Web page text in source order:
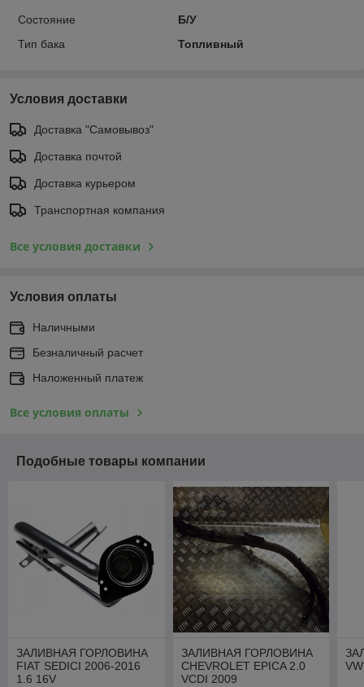
Состояние
Б/У
Тип бака
Топливный
Условия доставки
Доставка "Самовывоз"
Доставка почтой
Доставка курьером
Транспортная компания
Все условия доставки
Условия оплаты
Наличными
Безналичный расчет
Наложенный платеж
Все условия оплаты
Подобные товары компании
ЗАЛИВНАЯ ГОРЛОВИНА
FIAT SEDICI 2006-2016
1.6 16V
ЗАЛИВНАЯ ГОРЛОВИНА
CHEVROLET EPICA 2.0
VCDI 2009